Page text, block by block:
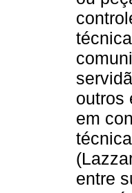
outros
em
entre